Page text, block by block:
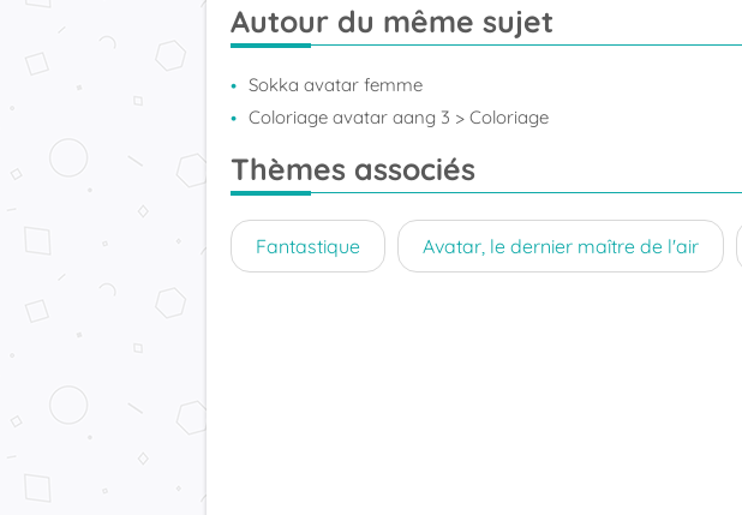
Autour du même sujet
Sokka avatar femme
Coloriage avatar aang 3 > Coloriage
Thèmes associés
Fantastique Avatar, le dernier maître de l'air